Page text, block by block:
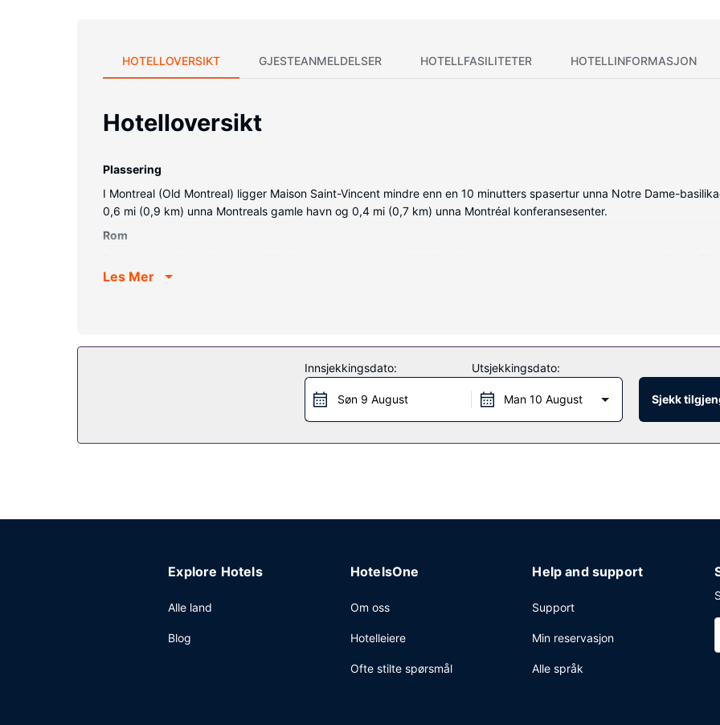
HOTELLOVERSIKT GJESTEANMELDELSER HOTELLFASILITETER HOTELLINFORMASJON
Hotelloversikt
Plassering
I Montreal (Old Montreal) ligger Maison Saint-Vincent mindre enn en 10 minutters spasertur unna Notre Dame-
0,6 mi (0,9 km) unna Montreals gamle havn og 0,4 mi (0,7 km) unna Montréal konferansesenter.
Rom
fi (inkludert) på rommet, og underholdningen er sikret med digital-TV. Badene inkluderer toalettartikler (inkludert) og
Les Mer
Innsjekkingsdato:
Søn 9 August
Utsjekkingsdato:
Man 10 August Sjekk
Explore Hotels
Alle land
Blog
HotelsOne
Om oss
Hotelleiere
Ofte stilte spørsmål
Help and support
Support
Min reservasjon
Alle språk